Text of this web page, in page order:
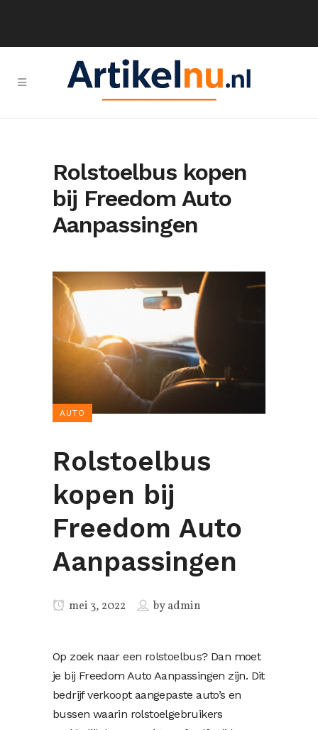
Rolstoelbus kopen
bij Freedom Auto
Aanpassingen
AUTO
Rolstoelbus
kopen bij
Freedom Auto
Aanpassingen
mei 3, 2022 byadmin
Op zoek naareen rolstoelbus? Dan moet
je bij Freedom Auto Aanpassingen zijn. Dit
bedrijf verkoopt aangepaste auto’s en
bussen waarin rolstoelgebruikers